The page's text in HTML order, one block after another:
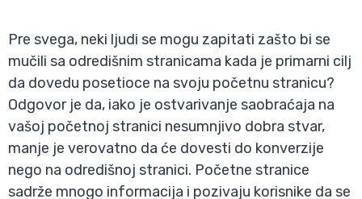
Pre svega, neki ljudi se mogu zapitati zašto bi se
mučili sa odredišnim stranicama kada je primarni cilj
da dovedu posetioce na svoju početnu stranicu?
Odgovor je da, iako je ostvarivanje saobraćaja na
vašoj početnoj stranici nesumnjivo dobra stvar,
manje je verovatno da će dovesti do konverzije
nego na odredišnoj stranici. Početne stranice
sadrže mnogo informacija i pozivaju korisnike da se